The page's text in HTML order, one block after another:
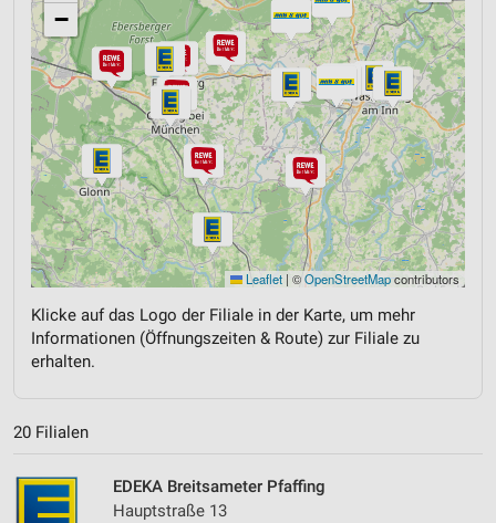
−
Leaflet | ©OpenStreetMapcontributors
Klicke auf das Logo der Filiale in der Karte, um mehr
Informationen (Öffnungszeiten & Route) zur Filiale zu
erhalten.
20 Filialen
EDEKA Breitsameter Pfaffing
Hauptstraße 13